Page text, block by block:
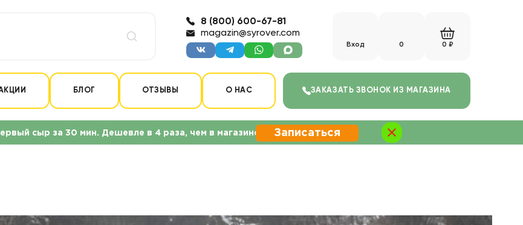
8 (800) 600-67-81
magazin@syrover.com
Вход 0 0 ₽
БЛОГ ОТЗЫВЫ О НАС ЗАКАЗАТЬ ЗВОНОК ИЗ МАГАЗИНА
сыр за 30 мин. Дешевле в 4 раза, чем в магазине Записаться